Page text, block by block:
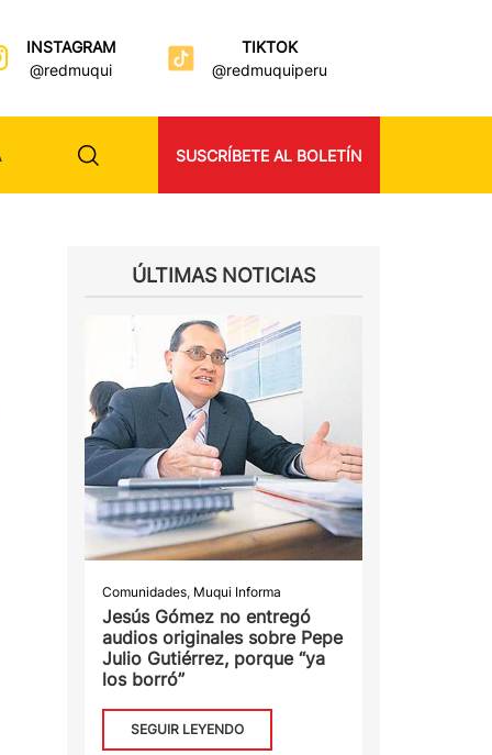
INSTAGRAM
@redmuqui
TIKTOK
@redmuquiperu
SUSCRÍBETE AL BOLETÍN
ÚLTIMAS NOTICIAS
Comunidades, Muqui Informa
Jesús Gómez no entregó
audios originales sobre Pepe
Julio Gutiérrez, porque “ya
los borró”
SEGUIR LEYENDO